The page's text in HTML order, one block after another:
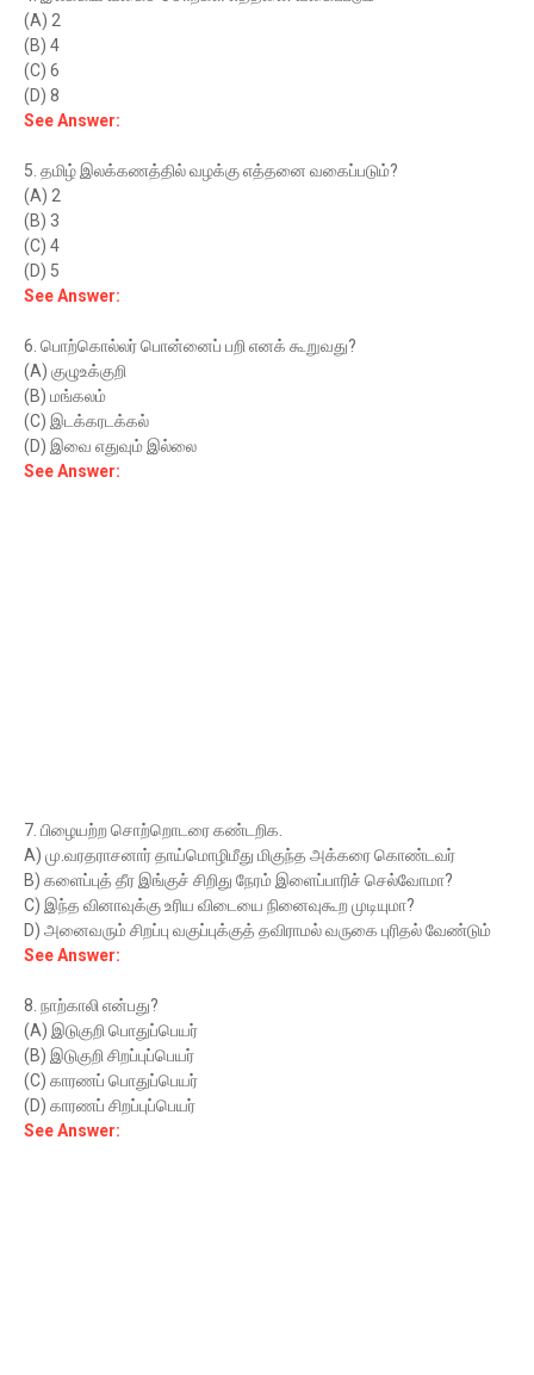
(A) 2
(B) 4
(C) 6
(D) 8
See Answer:
5. தமிழ் இலக்கணத்தில் வழக்கு எத்தனை வகைப்படும்?
(A) 2
(B) 3
(C) 4
(D) 5
See Answer:
6. பொற்கொல்லர் பொன்னைப் பறி எனக் கூறுவது?
(A) குழுஉக்குறி
(B) மங்கலம்
(C) இடக்கரடக்கல்
(D) இவை எதுவும் இல்லை
See Answer:
7. பிழையற்ற சொற்றொடரை கண்டறிக.
A) மு.வரதராசனார் தாய்மொழிமீது மிகுந்த அக்கரை கொண்டவர்
B) களைப்புத் தீர இங்குச் சிறிது நேரம் இளைப்பாரிச் செல்வோமா?
C) இந்த வினாவுக்கு உரிய விடையை நினைவுகூற முடியுமா?
D) அனைவரும் சிறப்பு வகுப்புக்குத் தவிராமல் வருகை புரிதல் வேண்டும்
See Answer:
8. நாற்காலி என்பது?
(A) இடுகுறி பொதுப்பெயர்
(B) இடுகுறி சிறப்புப்பெயர்
(C) காரணப் பொதுப்பெயர்
(D) காரணப் சிறப்புப்பெயர்
See Answer: